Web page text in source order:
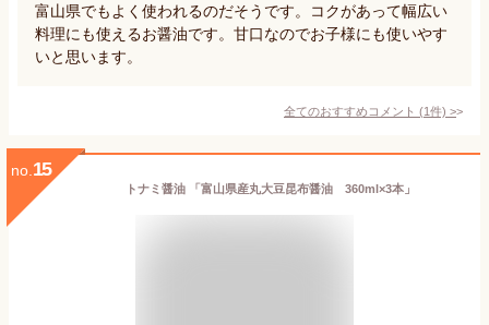
富山県でもよく使われるのだそうです。コクがあって幅広い
料理にも使えるお醤油です。甘口なのでお子様にも使いやす
いと思います。
全てのおすすめコメント (1件) >
no. 15
トナミ醤油 「富山県産丸大豆昆布醤油 360ml×3本」